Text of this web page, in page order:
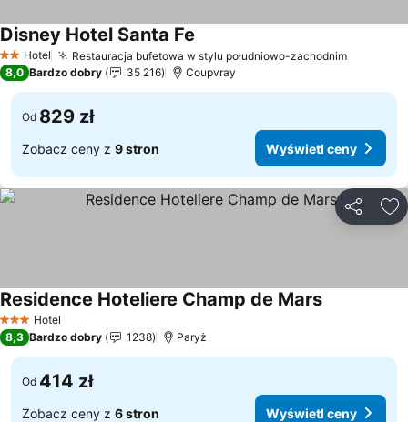
2 Kategoria
Hotel Restauracja bufetowa w stylu południowo-zachodnim
Disney Hotel Santa Fe
8,0 Bardzo dobry 35 216 Coupvray
Od 829 zł
Zobacz ceny z 9 stron Wyświetl ceny
3 Kategoria
Hotel
Residence Hoteliere Champ de MarsWyświetl
8,3 Bardzo dobry 1238 Paryż
Od 414 zł
Zobacz ceny z 6 stron Wyświetl ceny